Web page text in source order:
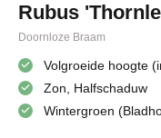
5
gebaseerd
klantbeoordeling
Rubus
Doornloze Braam
Volgroeide hoogte
Zon, Halfschaduw
Wintergroen